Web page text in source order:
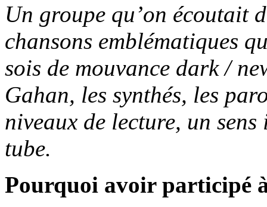
Un groupe qu’on écoutait
chansons emblématiques
sois de mouvance dark /
Gahan, les synthés, les
niveaux de lecture, un
tube.
Pourquoi avoir participé